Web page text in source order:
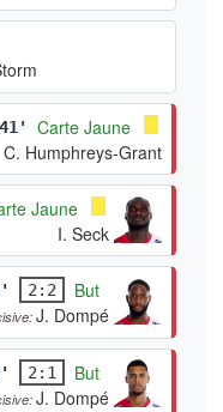
41'
Carte Jaune
C. Humphreys-Grant
Jaune
I. Seck
2:2
But
J. Dompé
2:1
But
J. Dompé